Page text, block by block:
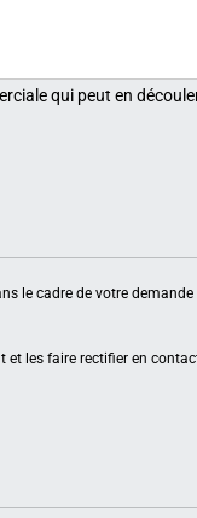
qui peut en
le cadre de votre
et les faire rectifier en